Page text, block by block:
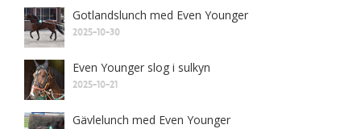
Gotlandslunch med Even Younger
2025-10-30
Even Younger slog i sulkyn
2025-10-21
Gävlelunch med Even Younger